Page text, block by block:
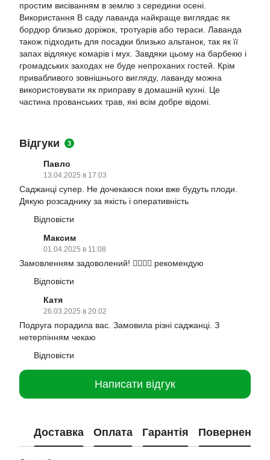
простим висіванням в землю з середини осені.
Використання В саду лаванда найкраще виглядає як
бордюр близько доріжок, тротуарів або тераси. Лаванда
також підходить для посадки близько альтанок, так як її
запах відлякує комарів і мух. Завдяки цьому на барбекю і
громадських заходах не буде непроханих гостей. Крім
привабливого зовнішнього вигляду, лаванду можна
використовувати як приправу в домашній кухні. Це
частина прованських трав, які всім добре відомі.
Відгуки 3
Павло
13.04.2025 в 17:03
Саджанці супер. Не дочекаюся поки вже будуть плоди.
Дякую розсаднику за якість і оперативність
Відповісти
Максим
01.04.2025 в 11:08
Замовленням задоволений! 👍🏻👍🏻 рекомендую
Відповісти
Катя
26.03.2025 в 20:02
Подруга порадила вас. Замовила різні саджанці. З
нетерпінням чекаю
Відповісти
Написати відгук
Доставка Оплата Гарантія Повернення